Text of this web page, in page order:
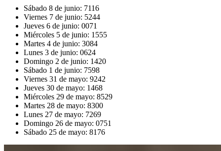
Sábado 8 de junio: 7116
Viernes 7 de junio: 5244
Jueves 6 de junio: 0071
Miércoles 5 de junio: 1555
Martes 4 de junio: 3084
Lunes 3 de junio: 0624
Domingo 2 de junio: 1420
Sábado 1 de junio: 7598
Viernes 31 de mayo: 9242
Jueves 30 de mayo: 1468
Miércoles 29 de mayo: 8529
Martes 28 de mayo: 8300
Lunes 27 de mayo: 7269
Domingo 26 de mayo: 0751
Sábado 25 de mayo: 8176